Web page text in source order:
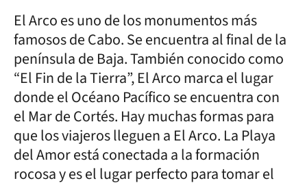
El Arco es uno de los monumentos más
famosos de Cabo. Se encuentra al final de la
península de Baja. También conocido como
“El Fin de la Tierra”, El Arco marca el lugar
donde el Océano Pacífico se encuentra con
el Mar de Cortés. Hay muchas formas para
que los viajeros lleguen a El Arco. La Playa
del Amor está conectada a la formación
rocosa y es el lugar perfecto para tomar el